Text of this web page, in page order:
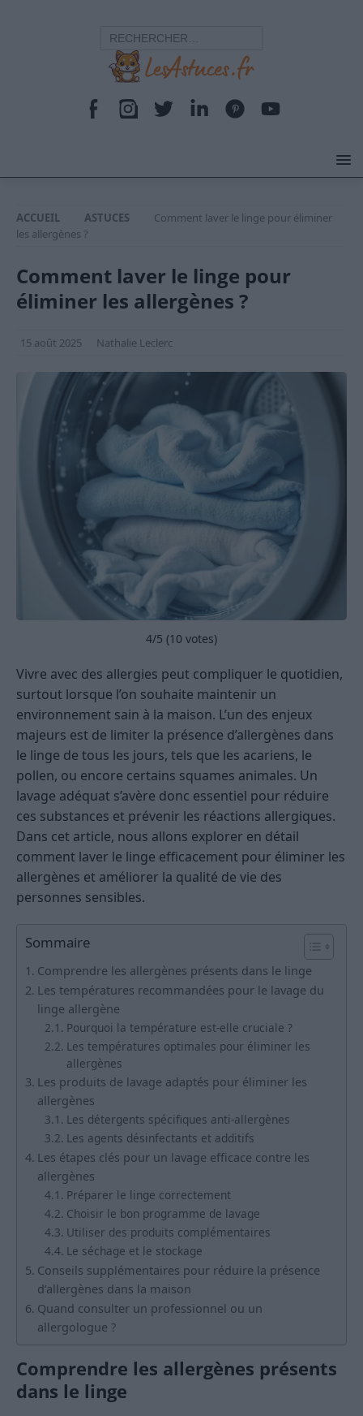
ACCUEIL ASTUCES
Comment laver le linge pour éliminer
les allergènes ?
Comment laver le linge pour
éliminer les allergènes ?
15 août 2025 Nathalie Leclerc
4/5 (10 votes)
Vivre avec des allergies peut compliquer le quotidien,
surtout lorsque l’on souhaite maintenir un
environnement sain à la maison. L’un des enjeux
majeurs est de limiter la présence d’allergènes dans
le linge de tous les jours, tels que les acariens, le
pollen, ou encore certains squames animales. Un
lavage adéquat s’avère donc essentiel pour réduire
ces substances et prévenir les réactions allergiques.
Dans cet article, nous allons explorer en détail
comment laver le linge efficacement pour éliminer les
allergènes et améliorer la qualité de vie des
personnes sensibles.
Sommaire
Comprendre les allergènes présents dans le linge
Les températures recommandées pour le lavage du
linge allergène
Pourquoi la température est-elle cruciale ?
Les températures optimales pour éliminer les
allergènes
Les produits de lavage adaptés pour éliminer les
allergènes
Les détergents spécifiques anti-allergènes
Les agents désinfectants et additifs
Les étapes clés pour un lavage efficace contre les
allergènes
Préparer le linge correctement
Choisir le bon programme de lavage
Utiliser des produits complémentaires
Le séchage et le stockage
Conseils supplémentaires pour réduire la présence
d’allergènes dans la maison
Quand consulter un professionnel ou un
allergologue ?
Comprendre les allergènes présents
dans le linge